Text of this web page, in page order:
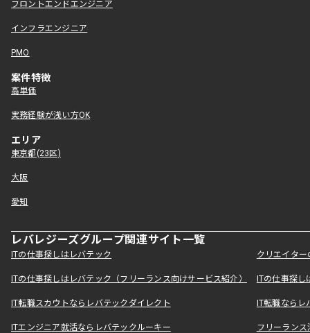
フロントエンドエンジニア
インフラエンジニア
PMO
案件特徴
高単価
実務経験が浅い方OK
エリア
東京都(23区)
大阪
愛知
レバレジーズグループ関連サイト一覧
ITの仕事探しはレバテック クリエイタ
ITの仕事探しはレバテック（フリーランス向けサービス紹介） ITの仕事探
IT転職スカウトならレバテックダイレクト IT転職なら
ITエンジニア就活ならレバテックルーキー フリーラン